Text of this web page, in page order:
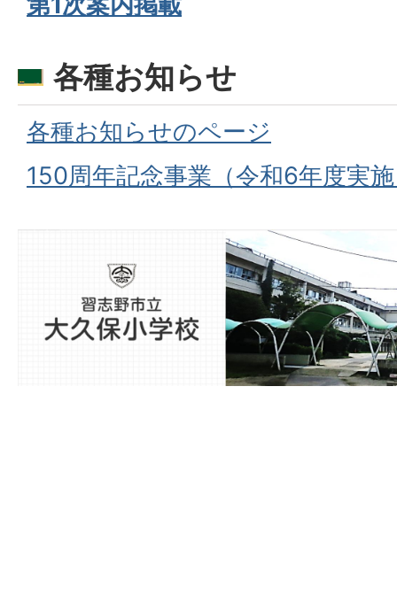
各種お知らせ
各種お知らせのページ
150周年記念事業（令和6年度実